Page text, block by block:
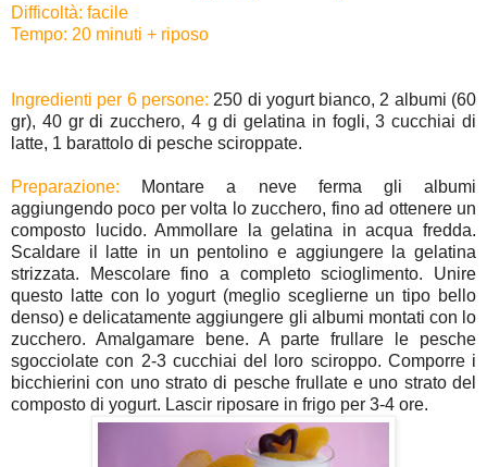
Difficoltà: facile
Tempo: 20 minuti + riposo
Ingredienti per 6 persone: 250 di yogurt bianco, 2 albumi (60
gr), 40 gr di zucchero, 4 g di gelatina in fogli, 3 cucchiai di
latte, 1 barattolo di pesche sciroppate.
Preparazione: Montare a neve ferma gli albumi
aggiungendo poco per volta lo zucchero, fino ad ottenere un
composto lucido. Ammollare la gelatina in acqua fredda.
Scaldare il latte in un pentolino e aggiungere la gelatina
strizzata. Mescolare fino a completo scioglimento. Unire
questo latte con lo yogurt (meglio sceglierne un tipo bello
denso) e delicatamente aggiungere gli albumi montati con lo
zucchero. Amalgamare bene. A parte frullare le pesche
sgocciolate con 2-3 cucchiai del loro sciroppo. Comporre i
bicchierini con uno strato di pesche frullate e uno strato del
composto di yogurt. Lascir riposare in frigo per 3-4 ore.